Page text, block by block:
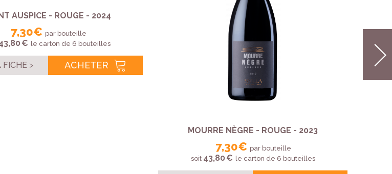
AUSPICE - ROUGE - 2024
7,30 € par bouteille
€ le carton de 6 bouteilles
FICHE ACHETER
MOURRE NÈGRE - ROUGE - 2023
7,30 € par bouteille
soit 43,80 € le carton de 6 bouteilles